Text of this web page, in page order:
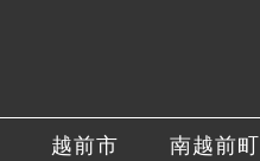
越前市 南越前町